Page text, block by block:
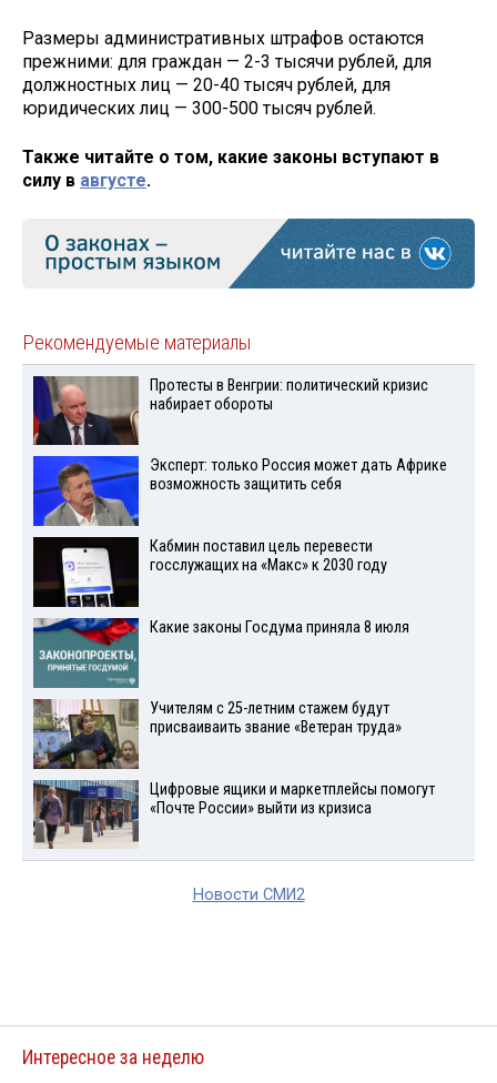
Размеры административных штрафов остаются
прежними: для граждан — 2-3 тысячи рублей, для
должностных лиц — 20-40 тысяч рублей, для
юридических лиц — 300-500 тысяч рублей.
Также читайте о том, какие законы вступают в
силу в августе.
Рекомендуемые материалы
Протесты в Венгрии: политический кризис
набирает обороты
Эксперт: только Россия может дать Африке
возможность защитить себя
Кабмин поставил цель перевести
госслужащих на «Макс» к 2030 году
Какие законы Госдума приняла 8 июля
Учителям с 25-летним стажем будут
присваиваить звание «Ветеран труда»
Цифровые ящики и маркетплейсы помогут
«Почте России» выйти из кризиса
Новости СМИ2
Интересное за неделю